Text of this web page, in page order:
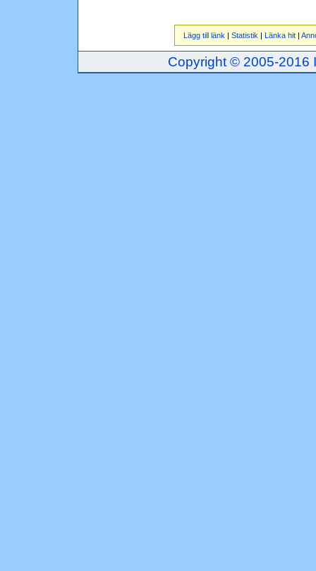
Lägg till länk | Statistik | Länka hit|
Copyright © 2005-2016